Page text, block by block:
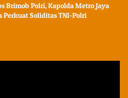
Brimob Polri, Kapolda Metro Jaya
Perkuat Soliditas TNI-Polri